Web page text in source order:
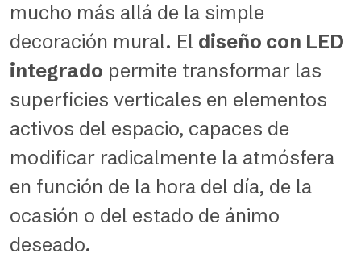
mucho más allá de la simple
decoración mural. El diseño con LED
integrado permite transformar las
superficies verticales en elementos
activos del espacio, capaces de
modificar radicalmente la atmósfera
en función de la hora del día, de la
ocasión o del estado de ánimo
deseado.